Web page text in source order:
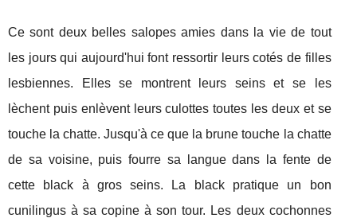
Ce sont deux belles salopes amies dans la vie de tout
les jours qui aujourd'hui font ressortir leurs cotés de filles
lesbiennes. Elles se montrent leurs seins et se les
lèchent puis enlèvent leurs culottes toutes les deux et se
touche la chatte. Jusqu'à ce que la brune touche la chatte
de sa voisine, puis fourre sa langue dans la fente de
cette black à gros seins. La black pratique un bon
cunilingus à sa copine à son tour. Les deux cochonnes